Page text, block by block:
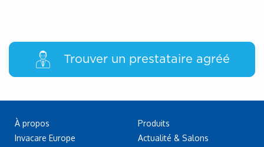
Trouver un prestataire agréé
À propos
Invacare Europe
Produits
Actualité & Salons